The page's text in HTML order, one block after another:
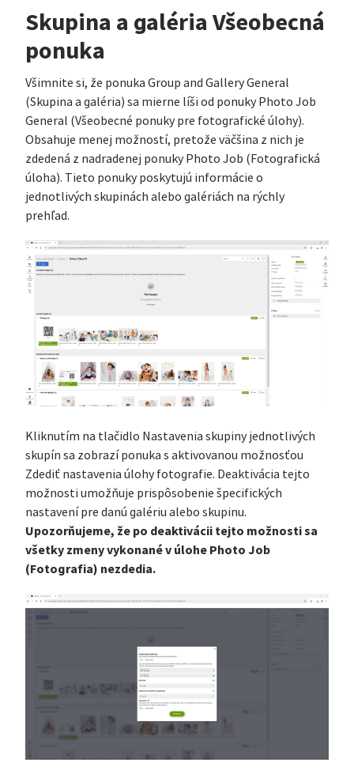
Skupina a galéria Všeobecná
ponuka
Všimnite si, že ponuka Group and Gallery General
(Skupina a galéria) sa mierne líši od ponuky Photo Job
General (Všeobecné ponuky pre fotografické úlohy).
Obsahuje menej možností, pretože väčšina z nich je
zdedená z nadradenej ponuky Photo Job (Fotografická
úloha). Tieto ponuky poskytujú informácie o
jednotlivých skupinách alebo galériách na rýchly
prehľad.
Kliknutím na tlačidlo Nastavenia skupiny jednotlivých
skupín sa zobrazí ponuka s aktivovanou možnosťou
Zdediť nastavenia úlohy fotografie. Deaktivácia tejto
možnosti umožňuje prispôsobenie špecifických
nastavení pre danú galériu alebo skupinu.
Upozorňujeme, že po deaktivácii tejto možnosti sa
všetky zmeny vykonané v úlohe Photo Job
(Fotografia) nezdedia.